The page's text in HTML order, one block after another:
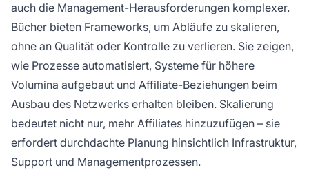
auch die Management-Herausforderungen komplexer.
Bücher bieten Frameworks, um Abläufe zu skalieren,
ohne an Qualität oder Kontrolle zu verlieren. Sie zeigen,
wie Prozesse automatisiert, Systeme für höhere
Volumina aufgebaut und Affiliate-Beziehungen beim
Ausbau des Netzwerks erhalten bleiben. Skalierung
bedeutet nicht nur, mehr Affiliates hinzuzufügen – sie
erfordert durchdachte Planung hinsichtlich Infrastruktur,
Support und Managementprozessen.